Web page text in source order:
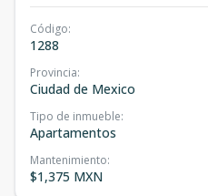
Código:
1288
Provincia:
Ciudad de Mexico
Tipo de inmueble:
Apartamentos
Mantenimiento:
$1,375 MXN